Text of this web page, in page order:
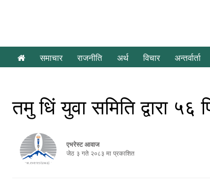
समाचार राजनीति अर्थ विचार अन्तर्वार्ता
तमु धिं युवा समिति द्वारा
एभरेस्ट आवाज
जेठ ३ गते २०८३ मा प्रकाशित